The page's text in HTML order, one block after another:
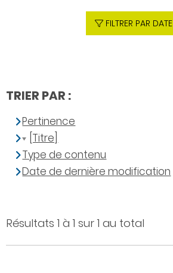
Résultats 1 à 1 sur 1 au total
FILTRER PAR DATE
TRIER PAR :
Pertinence
[Titre]
Type de contenu
Date de dernière modification